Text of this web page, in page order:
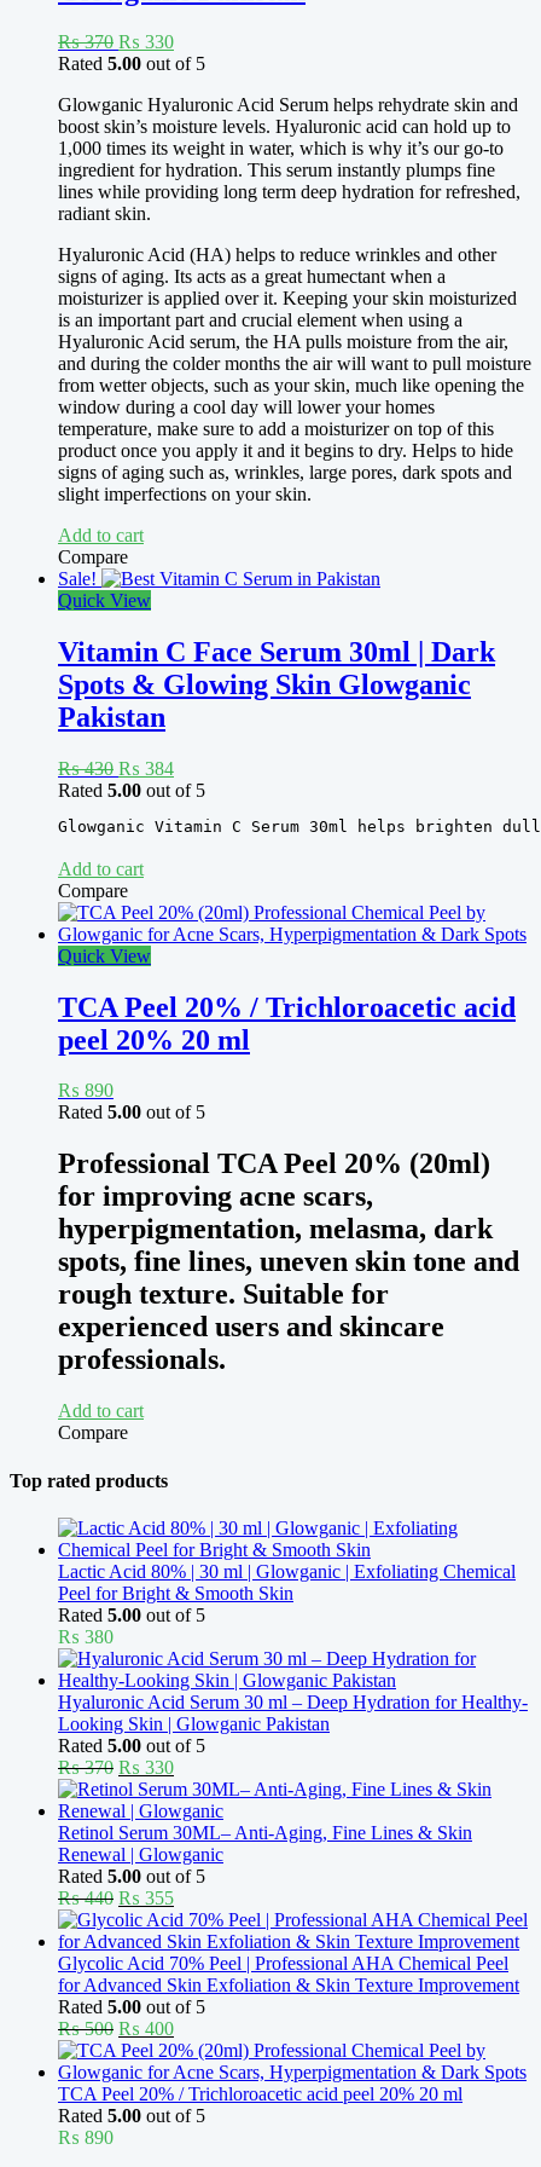
نیند کے لیے لیوینڈر آئل کا استعمال
ڈفیوزر:
کچھ قطرے لیوینڈر آئل کو ڈفیوزر میں ڈالیں اور اس کی
خوشبو کو اپنے کمرے میں پھیلنے دیں۔
تکیہ اسپرے:لیوینڈر آئل کو پانی میں ملا کر تکیے پر سونے سے پہلے
اسپرے کریں۔
اپنے غسل میں کچھ قطرے لیوینڈر آئل ڈالیں تاکہ آرام دہ
غسل کا لطف اٹھا سکیں۔
Essential Oil
Rosemary Essential Oil Pine Essential Oil Sandalwood
Essential Oil Tea Tree Essential Oil Rose Oil Essential
Oil Clary Sage Essential Oil
Ylang Ylang Essential Oil Lavender Essential Oil Bergamot
Essential Oil Peppermint Essential Oil Grapefruit
Essential Oil Jasmine Essential Oil
Lemon Essential Oil Cinnamon Essential Oil Orange Essential
Spearmint Essential Oil
Eucalyptus Essential Oil Artemisia Essential Oil Frankincense
Essential Oil Juniper Berry Essential Oil Lemongrass
Clove Essential Oil Lime Essential Oil Cedarwood
Essential Oil Carrot Seed Essential Oil Neroli
Essential Oil Citronella Essential Oil
₨370 Original
price
₨ 370.
₨ 330Current
price
₨ 330.
Rated 5.00 out of 5
Glowganic Hyaluronic Acid Serum helps rehydrate skin and
boost skin’s moisture levels. Hyaluronic acid can hold up to
1,000 times its weight in water, which is why it’s our go-to
ingredient for hydration. This serum instantly plumps fine
lines while providing long term deep hydration for refreshed,
radiant skin.
Hyaluronic Acid (HA) helps to reduce wrinkles and other
signs of aging. Its acts as a great humectant when a
moisturizer is applied over it. Keeping your skin moisturized
is an important part and crucial element when using a
Hyaluronic Acid serum, the HA pulls moisture from the air,
and during the colder months the air will want to pull moisture
from wetter objects, such as your skin, much like opening the
window during a cool day will lower your homes
temperature, make sure to add a moisturizer on top of this
product once you apply it and it begins to dry. Helps to hide
signs of aging such as, wrinkles, large pores, dark spots and
slight imperfections on your skin.
Add to cart
Compare
Sale!
Quick View
Vitamin C Face Serum 30ml | Dark
Spots & Glowing Skin Glowganic
Pakistan
₨430 Original
price
₨ 430.
₨ 384Current
price
₨ 384.
Rated 5.00 out of 5
Glowganic Vitamin C Serum 30ml helps
Add to cart
Compare
Quick View
TCA Peel 20% / Trichloroacetic acid
peel 20% 20 ml
₨ 890
Rated 5.00 out of 5
Professional TCA Peel 20% (20ml)
for improving acne scars,
hyperpigmentation, melasma, dark
spots, fine lines, uneven skin tone and
rough texture. Suitable for
experienced users and skincare
professionals.
Add to cart
Compare
Top rated products
Lactic Acid 80% | 30 ml | Glowganic | Exfoliating Chemical
Peel for Bright & Smooth Skin
Rated 5.00 out of 5
₨ 380
Hyaluronic Acid Serum 30 ml – Deep Hydration for Healthy-
Looking Skin | Glowganic Pakistan
Rated 5.00 out of 5
₨370 Original
price
was:
₨ 370.
₨ 330Current
price
is:
₨ 330.
Retinol Serum 30ML– Anti-Aging, Fine Lines & Skin
Renewal | Glowganic
Rated 5.00 out of 5
₨440 Original
price
was:
₨ 440.
₨ 355Current
price
is:
₨ 355.
Glycolic Acid 70% Peel | Professional AHA Chemical Peel
for Advanced Skin Exfoliation & Skin Texture Improvement
Rated 5.00 out of 5
₨500 Original
price
was:
₨ 500.
₨ 400Current
price
is:
₨ 400.
TCA Peel 20% / Trichloroacetic acid peel 20% 20 ml
Rated 5.00 out of 5
₨ 890